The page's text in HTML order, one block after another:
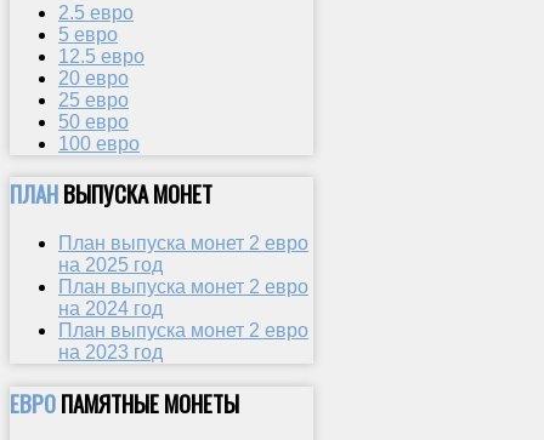
2.5 евро
5 евро
12.5 евро
20 евро
25 евро
50 евро
100 евро
ПЛАНВЫПУСКА МОНЕТ
План выпуска монет 2 евро
на 2025 год
План выпуска монет 2 евро
на 2024 год
План выпуска монет 2 евро
на 2023 год
ЕВРОПАМЯТНЫЕ МОНЕТЫ